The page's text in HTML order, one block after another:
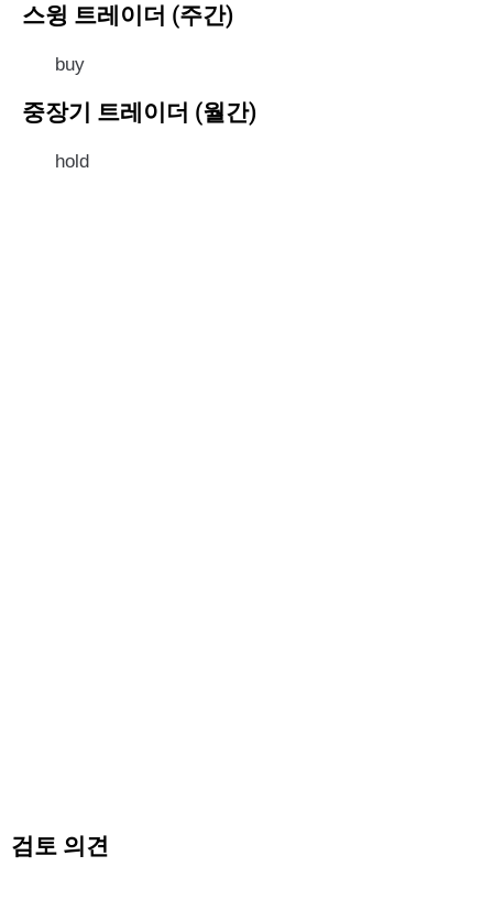
스윙 트레이더 (주간)
buy
중장기 트레이더 (월간)
hold
검토 의견